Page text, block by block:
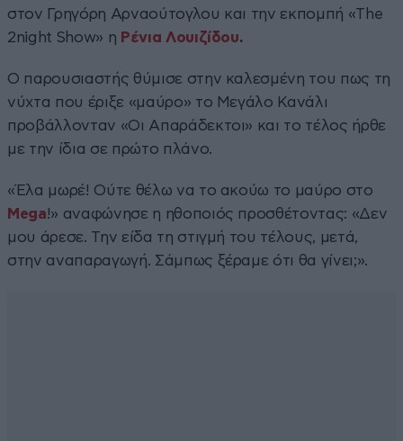
στον Γρηγόρη Αρναούτογλου και την εκπομπή «The
2night Show» η Ρένια Λουιζίδου.
Ο παρουσιαστής θύμισε στην καλεσμένη του πως τη
νύχτα που έριξε «μαύρο» το Μεγάλο Κανάλι
προβάλλονταν «Οι Απαράδεκτοι» και το τέλος ήρθε
με την ίδια σε πρώτο πλάνο.
«Έλα μωρέ! Ούτε θέλω να το ακούω το μαύρο στο
Mega!» αναφώνησε η ηθοποιός προσθέτοντας: «Δεν
μου άρεσε. Την είδα τη στιγμή του τέλους, μετά,
στην αναπαραγωγή. Σάμπως ξέραμε ότι θα γίνει;».